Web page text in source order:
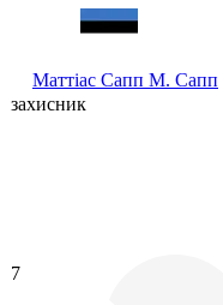
Маттіас Сапп М. Сапп
захисник
7